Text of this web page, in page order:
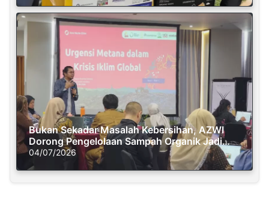
Bukan Sekadar Masalah Kebersihan, AZWI
Dorong Pengelolaan Sampah Organik Jadi
Solusi Krisis Iklim
04/07/2026